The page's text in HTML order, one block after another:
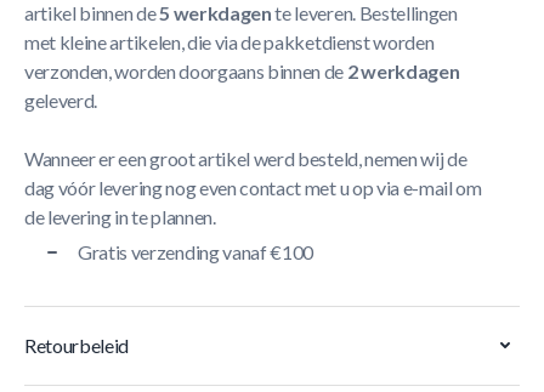
artikel binnen de5 werkdagente leveren. Bestellingen
met kleine artikelen, die via de pakketdienst worden
verzonden, worden doorgaans binnen de 2 werkdagen
geleverd.
Wanneer er een groot artikel werd besteld, nemen wij de
dag vóór levering nog even contact met u op via e-mail om
de levering in te plannen.
Gratis verzending vanaf €100
Retourbeleid